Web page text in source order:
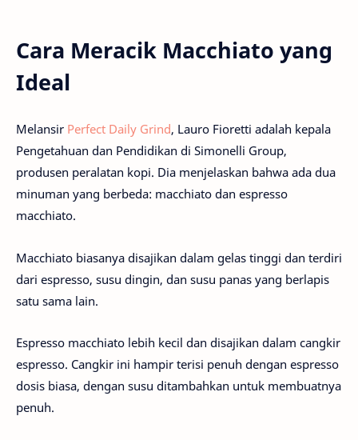
Cara Meracik Macchiato yang
Ideal
Melansir Perfect Daily Grind, Lauro Fioretti adalah kepala
Pengetahuan dan Pendidikan di Simonelli Group,
produsen peralatan kopi. Dia menjelaskan bahwa ada dua
minuman yang berbeda: macchiato dan espresso
macchiato.
Macchiato biasanya disajikan dalam gelas tinggi dan terdiri
dari espresso, susu dingin, dan susu panas yang berlapis
satu sama lain.
Espresso macchiato lebih kecil dan disajikan dalam cangkir
espresso. Cangkir ini hampir terisi penuh dengan espresso
dosis biasa, dengan susu ditambahkan untuk membuatnya
penuh.